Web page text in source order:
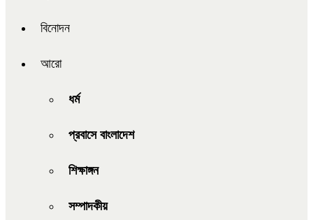
বিনোদন
আরো
ধর্ম
প্রবাসে বাংলাদেশ
শিক্ষাঙ্গন
সম্পাদকীয়